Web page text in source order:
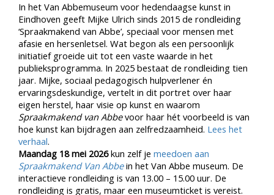
In het Van Abbemuseum voor hedendaagse kunst in
Eindhoven geeft Mijke Ulrich sinds 2015 de rondleiding
‘Spraakmakend van Abbe’, speciaal voor mensen met
afasie en hersenletsel. Wat begon als een persoonlijk
initiatief groeide uit tot een vaste waarde in het
publieksprogramma. In 2025 bestaat de rondleiding tien
jaar. Mijke, sociaal pedagogisch hulpverlener én
ervaringsdeskundige, vertelt in dit portret over haar
eigen herstel, haar visie op kunst en waarom
Spraakmakend van Abbevoor haar hét voorbeeld is van
hoe kunst kan bijdragen aan zelfredzaamheid. Lees het
verhaal.
Maandag 18 mei 2026kun zelf je meedoen aan
Spraakmakend Van Abbein het Van Abbe museum. De
interactieve rondleiding is van 13.00 – 15.00 uur. De
rondleiding is gratis, maar een museumticket is vereist.